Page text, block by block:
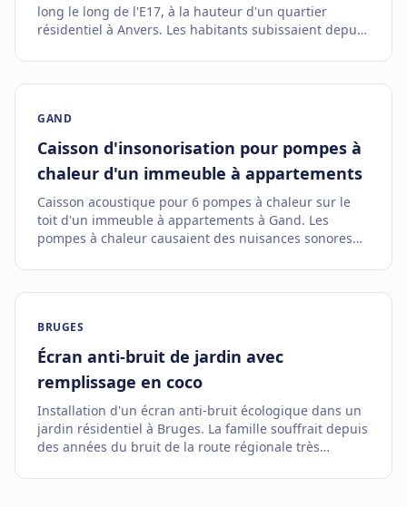
long le long de l'E17, à la hauteur d'un quartier
résidentiel à Anvers. Les habitants subissaient depuis
trafic autoroutier dense.
GAND
Caisson d'insonorisation pour pompes à
chaleur d'un immeuble à appartements
Caisson acoustique pour 6 pompes à chaleur sur le
toit d'un immeuble à appartements à Gand. Les
pompes à chaleur causaient des nuisances sonores
de bruit flamandes.
BRUGES
Écran anti-bruit de jardin avec
remplissage en coco
Installation d'un écran anti-bruit écologique dans un
jardin résidentiel à Bruges. La famille souffrait depuis
des années du bruit de la route régionale très